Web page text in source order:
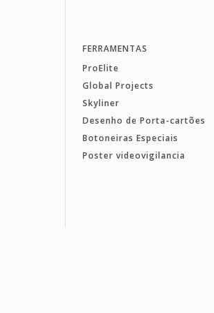
FERRAMENTAS
ProElite
Global Projects
Skyliner
Desenho de Porta-cartões
Botoneiras Especiais
Poster videovigilancia